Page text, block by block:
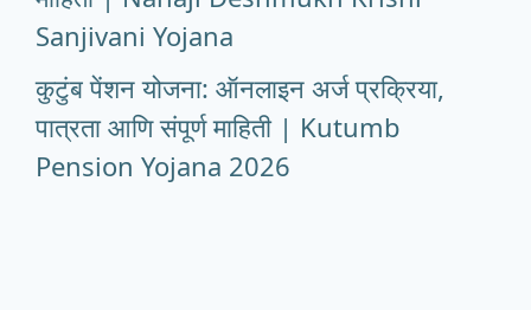
Sanjivani Yojana
कुटुंब पेंशन योजना: ऑनलाइन अर्ज प्रक्रिया,
पात्रता आणि संपूर्ण माहिती | Kutumb
Pension Yojana 2026